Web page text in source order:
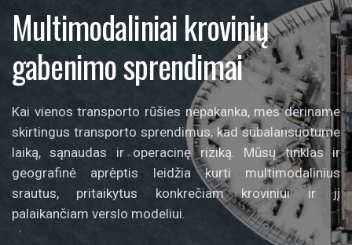
Multimodaliniai krovinių
gabenimo sprendimai
Kai vienos transporto rūšies nepakanka, mes deriname
skirtingus transporto sprendimus, kad subalansuotume
laiką, sąnaudas ir operacinę riziką. Mūsų tinklas ir
geografinė aprėptis leidžia kurti multimodalinius
srautus, pritaikytus konkrečiam kroviniui ir jį
palaikančiam verslo modeliui.